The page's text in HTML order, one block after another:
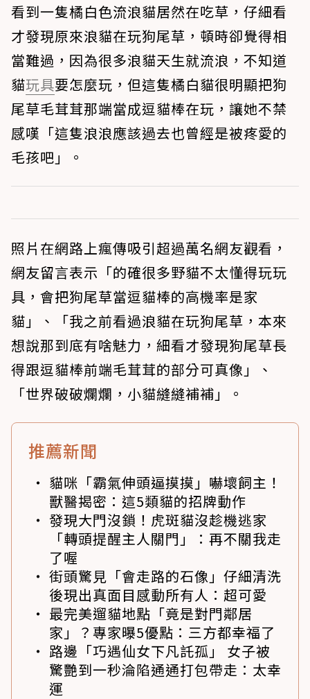
看到一隻橘白色流浪貓居然在吃草，仔細看
才發現原來浪貓在玩狗尾草，頓時卻覺得相
當難過，因為很多浪貓天生就流浪，不知道
貓玩具要怎麼玩，但這隻橘白貓很明顯把狗
尾草毛茸茸那端當成逗貓棒在玩，讓她不禁
感嘆「這隻浪浪應該過去也曾經是被疼愛的
毛孩吧」。
照片在網路上瘋傳吸引超過萬名網友觀看，
網友留言表示「的確很多野貓不太懂得玩玩
具，會把狗尾草當逗貓棒的高機率是家
貓」、「我之前看過浪貓在玩狗尾草，本來
想說那到底有啥魅力，細看才發現狗尾草長
得跟逗貓棒前端毛茸茸的部分可真像」、
「世界破破爛爛，小貓縫縫補補」。
推薦新聞
貓咪「霸氣伸頭逼摸摸」嚇壞飼主！
獸醫揭密：這5類貓的招牌動作
發現大門沒鎖！虎斑貓沒趁機逃家
「轉頭提醒主人關門」：再不關我走
了喔
街頭驚見「會走路的石像」仔細清洗
後現出真面目感動所有人：超可愛
最完美遛貓地點「竟是對門鄰居
家」？專家曝5優點：三方都幸福了
路邊「巧遇仙女下凡託孤」 女子被
驚艷到一秒淪陷通通打包帶走：太幸
運